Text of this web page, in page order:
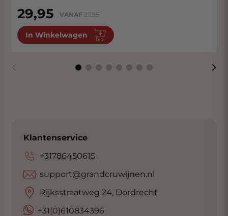
29,95 VANAF 27,95
In Winkelwagen
Klantenservice
+31786450615
+31(0)610834396
support@grandcruwijnen.nl
Rijksstraatweg 24, Dordrecht